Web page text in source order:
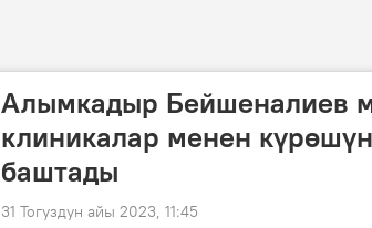
Алымкадыр Бейшеналиев
клиникалар менен
баштады
31 Тогуздун айы 2023, 11:45